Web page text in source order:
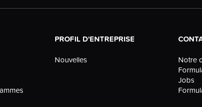
PROFIL D'ENTREPRISE
Nouvelles
Notre
Jobs